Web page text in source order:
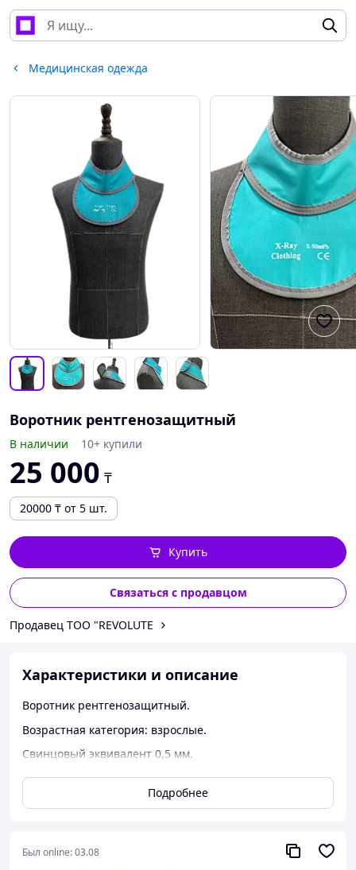
Медицинская одежда
Воротник рентгенозащитный
В наличии 10+ купили
25 000 ₸
20000 ₸ от 5 шт.
Купить
Связаться с продавцом
Продавец ТОО "REVOLUTE
Характеристики и описание
Воротник рентгенозащитный.
Возрастная категория: взрослые.
Свинцовый эквивалент 0,5 мм.
Длина верхней части 580 мм.
Длина нижней части 250 мм.
Ширина нижней части в середине 100 мм.
Сопроводительная документация: паспорт, сертификат
Подробнее
Был online:03.08